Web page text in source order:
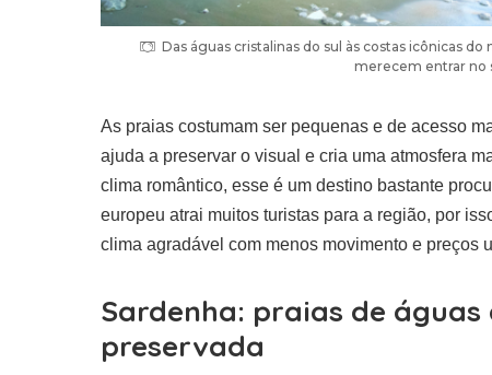
Das águas cristalinas do sul às costas icônicas
merecem entrar no
As praias costumam ser pequenas e de acesso
ajuda a preservar o visual e cria uma atmosfera
clima romântico, esse é um destino bastante
europeu atrai muitos turistas para a região, por
clima agradável com menos movimento e preços
Sardenha: praias de
preservada